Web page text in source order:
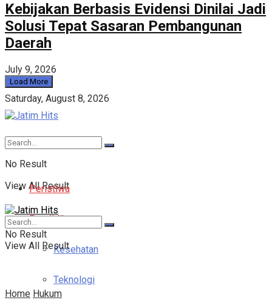
Kebijakan Berbasis Evidensi Dinilai Jadi
Solusi Tepat Sasaran Pembangunan
Daerah
July 9, 2026
Load More
Saturday, August 8, 2026
No Result
View All Result
Peristiwa
Pendidikan
Kesehatan
Teknologi
No Result
View All Result
Home Hukum